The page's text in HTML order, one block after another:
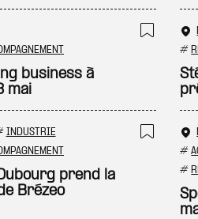
business à
mai
#
INDUSTRIE
prend la
Brézeo
#
#